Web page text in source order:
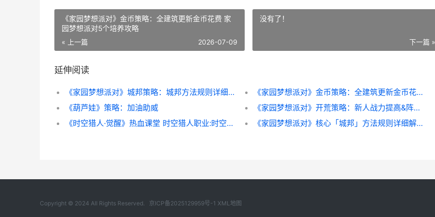
《家园梦想派对》金币策略：全建筑更新金币花费 家
园梦想派对5个培养攻略
« 上一篇 2026-07-09
没有了！
下一篇 »
延伸阅读
《家园梦想派对》城邦策略：城邦方法规则详细解答 家园梦想派对下载安装
《家园梦想派对》金币策略：全建筑更新金币花费 家园梦想派对5个培养攻略
《葫芦娃》策略：加油助威
《家园梦想派对》开荒策略：新人战力提高&阵型组合主推 家园梦想派对下载安装
《时空猎人·觉醒》热血课堂 时空猎人职业:时空猎人官网
《家园梦想派对》核心「城邦」方法规则详细解答 梦想家园hgi
Copyright © 2024 All Rights Reserved. 京ICP备2025129959号-1 XML地图